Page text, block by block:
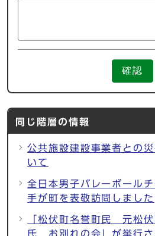
確認
同じ階層の情報
公共施設建設事業者との
いて
全日本男子バレーボール
手が町を表敬訪問しました
「松伏町名誉町民 元松
氏 お別れの会」が挙行さ